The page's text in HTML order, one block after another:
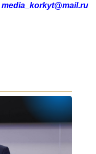
media_korkyt@mail.ru